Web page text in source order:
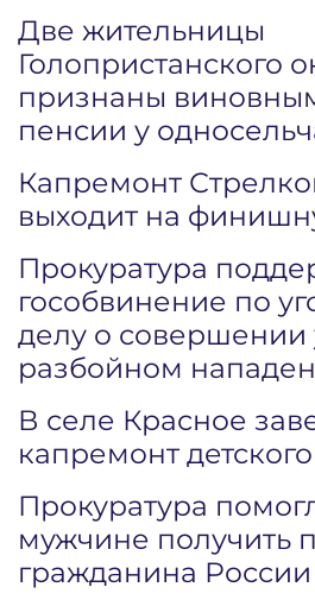
Две жительницы
Голопристанского
признаны
пенсии у
Капремонт
выходит на
Прокуратура
гособвинение по
делу о совершении
разбойном
В селе Красное
капремонт
Прокуратура
мужчине получить
гражданина России